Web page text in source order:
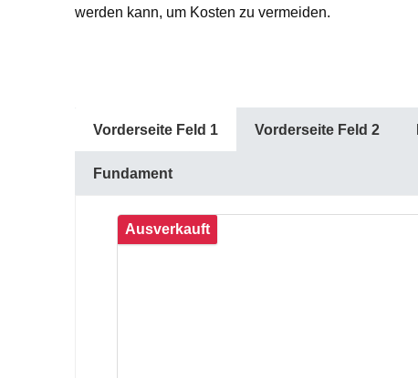
werden kann, um Kosten zu vermeiden.
Vorderseite Feld 1 Vorderseite Feld 2
Fundament
Produktgalerie überspringen
Ausverkauft